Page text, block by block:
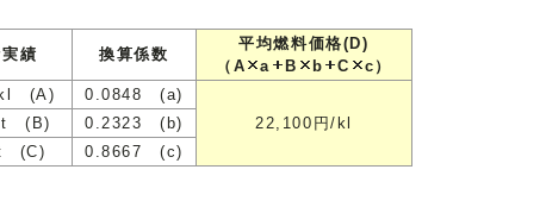
績 換算係数
平均燃料価格(D)
（A
a B b C
c）
kl (A)
0.0848 (a)
22,100円/kl
/t (B)
0.2323 (b)
(C) 0.8667 (c)